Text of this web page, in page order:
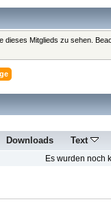
dieses Mitglieds zu sehen.
Downloads Text
Es wurden noch